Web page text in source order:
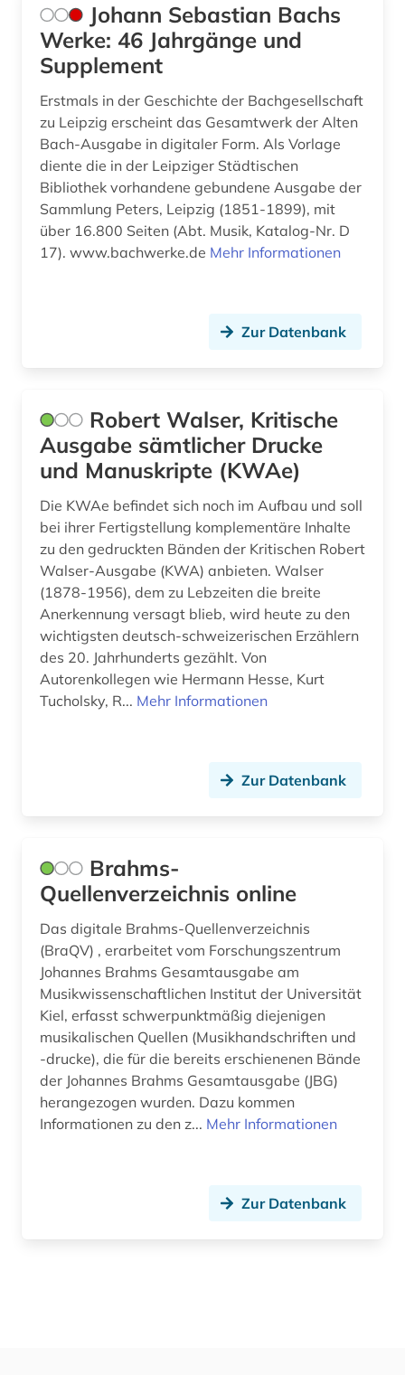
Johann Sebastian Bachs
Werke: 46 Jahrgänge und
Supplement
Erstmals in der Geschichte der Bachgesellschaft
zu Leipzig erscheint das Gesamtwerk der Alten
Bach-Ausgabe in digitaler Form. Als Vorlage
diente die in der Leipziger Städtischen
Bibliothek vorhandene gebundene Ausgabe der
Sammlung Peters, Leipzig (1851-1899), mit
über 16.800 Seiten (Abt. Musik, Katalog-Nr. D
17). www.bachwerke.de Mehr Informationen
Zur Datenbank
Robert Walser, Kritische
Ausgabe sämtlicher Drucke
und Manuskripte (KWAe)
Die KWAe befindet sich noch im Aufbau und soll
bei ihrer Fertigstellung komplementäre Inhalte
zu den gedruckten Bänden der Kritischen Robert
Walser-Ausgabe (KWA) anbieten. Walser
(1878-1956), dem zu Lebzeiten die breite
Anerkennung versagt blieb, wird heute zu den
wichtigsten deutsch-schweizerischen Erzählern
des 20. Jahrhunderts gezählt. Von
Autorenkollegen wie Hermann Hesse, Kurt
Tucholsky, R... Mehr Informationen
Zur Datenbank
Brahms-
Quellenverzeichnis online
Das digitale Brahms-Quellenverzeichnis
(BraQV) , erarbeitet vom Forschungszentrum
Johannes Brahms Gesamtausgabe am
Musikwissenschaftlichen Institut der Universität
Kiel, erfasst schwerpunktmäßig diejenigen
musikalischen Quellen (Musikhandschriften und
-drucke), die für die bereits erschienenen Bände
der Johannes Brahms Gesamtausgabe (JBG)
herangezogen wurden. Dazu kommen
Informationen zu den z... Mehr Informationen
Zur Datenbank